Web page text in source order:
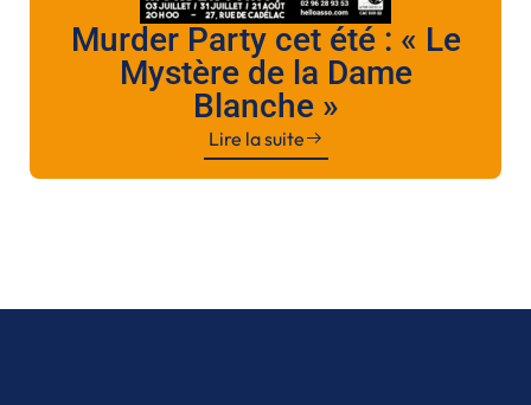
Murder Party cet été : « Le
Mystère de la Dame
Blanche »
Lire la suite